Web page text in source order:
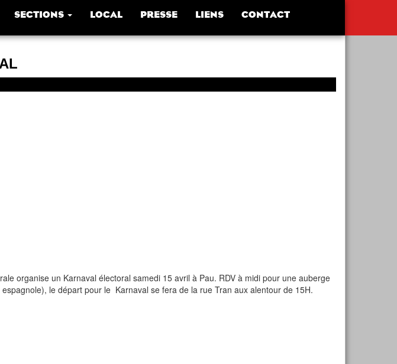
SECTIONS LOCAL PRESSE LIENS CONTACT
organise un Karnaval électoral samedi 15 avril à Pau. RDV à midi pour une auberge
le départ pour le Karnaval se fera de la rue Tran aux alentour de 15H.